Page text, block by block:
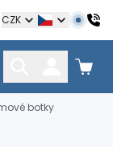
CZK
TECHNIKA
botky